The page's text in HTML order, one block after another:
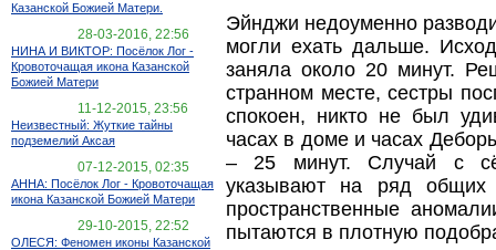
Казанской Божией Матери.
28-03-2016, 22:56
НИНА И ВИКТОР: Посёлок Лог -
Кровоточащая икона Казанской
Божией Матери
11-12-2015, 23:56
Неизвестный: Жуткие тайны
подземелий Аксая
07-12-2015, 02:35
АННА: Посёлок Лог - Кровоточащая
икона Казанской Божией Матери
29-10-2015, 22:52
ОЛЕСЯ: Феномен иконы Казанской
Эйнджи недоуменно
могли ехать дальше.
заняла около 20 минут.
странном месте, сестры
спокоен, никто не был
часах в доме и часах
– 25 минут. Случай с
указывают на ряд общих
пространственные
пытаются в плотную